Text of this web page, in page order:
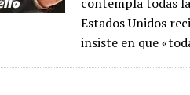
Estados Unidos
insiste en que